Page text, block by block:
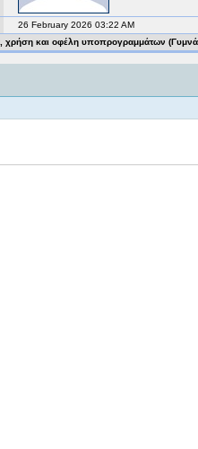
26 February 2026 03:22 AM
χρήση και οφέλη υποπρογραμμάτων